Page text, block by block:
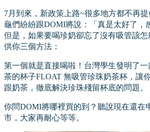
7月到來，新政策上路~很多地方都不再
龜們紛紛跟DOMI將說：「真是太好了，
但是，如果要喝珍奶卻忘了沒有吸管該
供你三個方法：
第一個就是直接喝啦！台灣學生發明了
茶的杯子FLOAT 無吸管珍珠奶茶杯，讓
跟奶茶，徹底解決珍珠殘留杯底的問題。
你問DOMI將哪裡買的到？聽說現在還在
市，大家再耐心等等。